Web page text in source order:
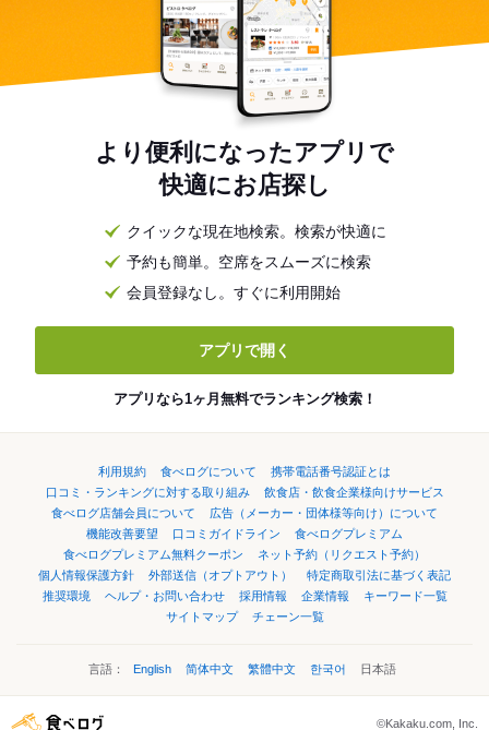
より便利になったアプリで
快適にお店探し
クイックな現在地検索。検索が快適に
予約も簡単。空席をスムーズに検索
会員登録なし。すぐに利用開始
アプリで開く
アプリなら1ヶ月無料でランキング検索！
利用規約 食べログについて
携帯電話番号認証とは
口コミ・ランキングに対する取り組み
飲食店・飲食企業様向けサービス
食べログ店舗会員について
広告（メーカー・団体様等向け）について
機能改善要望
口コミガイドライン
食べログプレミアム
食べログプレミアム無料クーポン
ネット予約（リクエスト予約）
個人情報保護方針
外部送信（オプトアウト）
特定商取引法に基づく表記
推奨環境
ヘルプ・お問い合わせ 採用情報 企業情報
キーワード一覧
サイトマップ
チェーン一覧
言語： English 简体中文 繁體中文 한국어 日本語
©Kakaku.com, Inc.